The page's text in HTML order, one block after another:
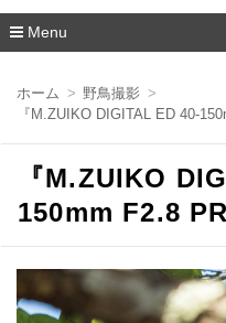
Menu
ツ
ホーム
野鳥撮影
『M.ZUIKO DIGITAL ED 40-
『M.ZUIKO
150mm F2.8